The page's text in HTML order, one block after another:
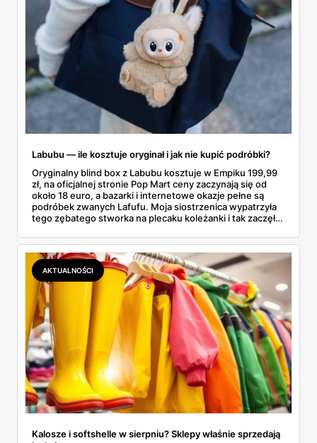
Labubu — ile kosztuje oryginał i jak nie kupić podróbki?
Oryginalny blind box z Labubu kosztuje w Empiku 199,99
zł, na oficjalnej stronie Pop Mart ceny zaczynają się od
około 18 euro, a bazarki i internetowe okazje pełne są
podróbek zwanych Lafufu. Moja siostrzenica wypatrzyła
tego zębatego stworka na plecaku koleżanki i tak zaczęło
kosztuje i po czym poznać, że sprzedawca nie wciska nam
podróbki. Spisałam wszystko, czego się dowiedziałam —
łącznie z jedną wpadką, o której za chwilę.
AKTUALNOŚCI
Kalosze i softshelle w sierpniu? Sklepy właśnie sprzedają